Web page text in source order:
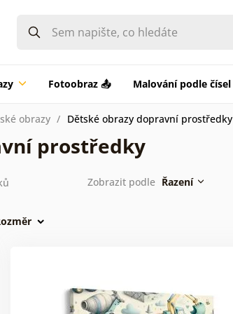
Fotoobraz 📤 Malování podle čísel
obrazy Dětské obrazy dopravní prostředky
prostředky
Zobrazit podle Řazení